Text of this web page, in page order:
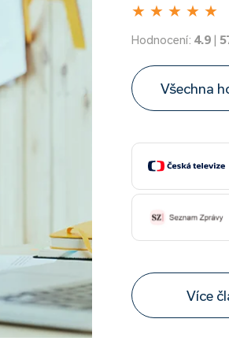
★ ★ ★ ★ ★
Hodnocení: 4.9 |
Všechna
Více